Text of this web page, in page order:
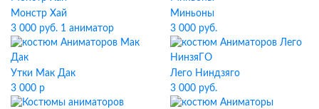
Монстр Хай
3 000 руб. 1 аниматор
Миньоны
3 000 руб.
Утки Мак Дак
3 000 р
Лего Ниндзяго
3 000 руб.